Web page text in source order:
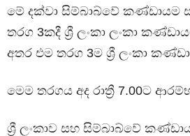
මේ දක්වා සිම්බාබ්වේ කණ්ඩායම
තරග 3කදී ශ්‍රී ලංකා ලංකා
අතර එම තරග 3ම ශ්‍රී ලංකා
මෙම තරගය අද රාත්‍රී 7.00ට
ශ්‍රී ලංකාව සහ සිම්බාබ්වේ